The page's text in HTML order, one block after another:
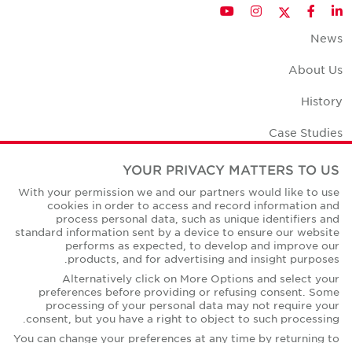
LinkedIn
Facebook
Twitter
Instagram
YouTube
News
About Us
History
Case Studies
Office Space Calculator
Careers
Contact Us
Office Locations
Corporate Social Responsibility
YOUR PRIVACY MATTERS TO US
With your permission we and our partners would like to use
cookies in order to access and record information and
process personal data, such as unique identifiers and
standard information sent by a device to ensure our website
performs as expected, to develop and improve our
products, and for advertising and insight purposes.
Alternatively click on More Options and select your
preferences before providing or refusing consent. Some
processing of your personal data may not require your
consent, but you have a right to object to such processing.
You can change your preferences at any time by returning to